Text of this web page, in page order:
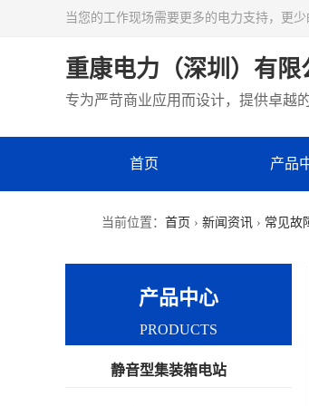
当您的工作现场需要更多的电力支持，更
重康电力（深圳）有限
专为严苛商业应用而设计，提供卓越
首页 产品
当前位置： 首页 › 新闻资讯 › 常见故
产品中心
PRODUCTS
静音型集装箱电站